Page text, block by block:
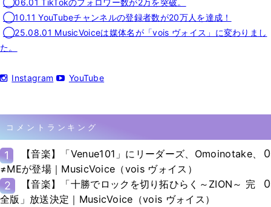
◯06.01 TikTokのフォロワー数が2万を突破。
◯10.11 YouTubeチャンネルの登録者数が20万人を達成！
◯25.08.01 MusicVoiceは媒体名が「vois ヴォイス」に変わりまし
た。
Instagram YouTube
コメントランキング
1
【音楽】「Venue101」にリーダーズ、Omoinotake、
≠MEが登場｜MusicVoice（vois ヴォイス）
0
2
【音楽】「十勝でロックを切り拓ひらく～ZION～ 完
全版」放送決定｜MusicVoice（vois ヴォイス）
0